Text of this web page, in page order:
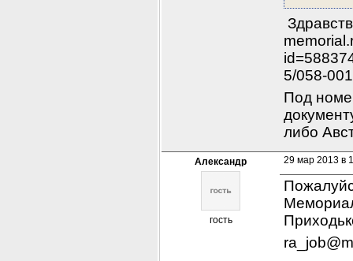
5/058-
Под
либо
Александр
гость
29 мар 2013 в